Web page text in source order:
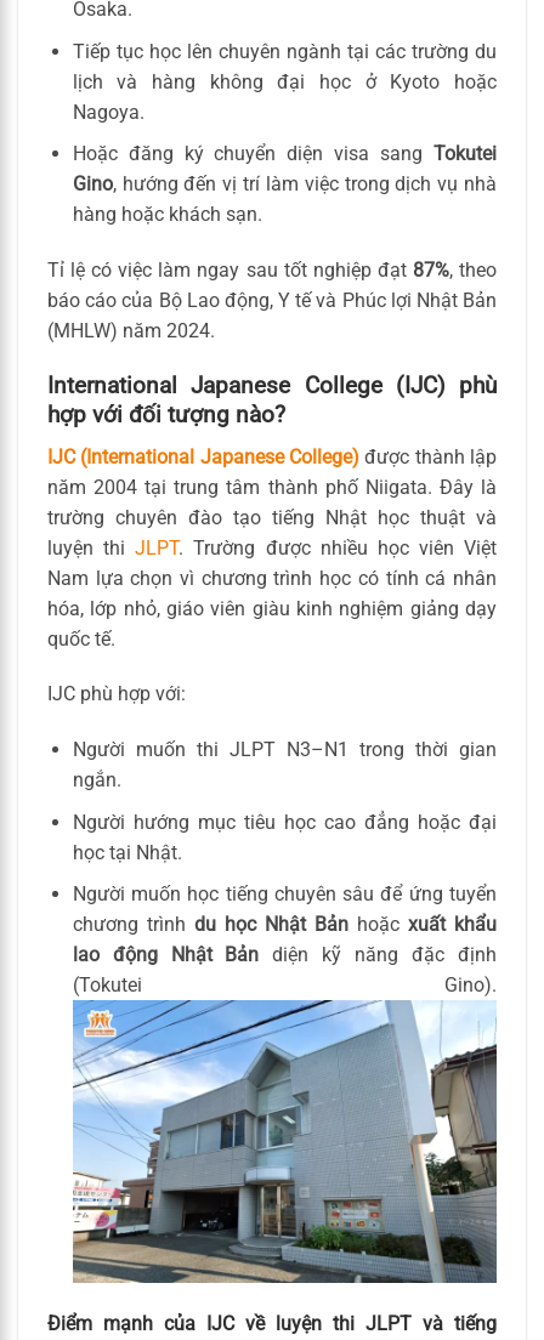
Osaka.
Tiếp tục học lên chuyên ngành tại các trường du
lịch và hàng không đại học ở Kyoto hoặc
Nagoya.
Hoặc đăng ký chuyển diện visa sang Tokutei
Gino, hướng đến vị trí làm việc trong dịch vụ nhà
hàng hoặc khách sạn.
Tỉ lệ có việc làm ngay sau tốt nghiệp đạt 87%, theo
báo cáo của Bộ Lao động, Y tế và Phúc lợi Nhật Bản
(MHLW) năm 2024.
International Japanese College (IJC) phù
hợp với đối tượng nào?
IJC (International Japanese College) được thành lập
năm 2004 tại trung tâm thành phố Niigata. Đây là
trường chuyên đào tạo tiếng Nhật học thuật và
luyện thiJLPT. Trường được nhiều học viên Việt
Nam lựa chọn vì chương trình học có tính cá nhân
hóa, lớp nhỏ, giáo viên giàu kinh nghiệm giảng dạy
quốc tế.
IJC phù hợp với:
Người muốn thi JLPT N3–N1 trong thời gian
ngắn.
Người hướng mục tiêu học cao đẳng hoặc đại
học tại Nhật.
Người muốn học tiếng chuyên sâu để ứng tuyển
chương trình du học Nhật Bảnhoặc xuất khẩu
lao động Nhật Bản diện kỹ năng đặc định
(Tokutei Gino).
Điểm mạnh của IJC về luyện thi JLPT và tiếng